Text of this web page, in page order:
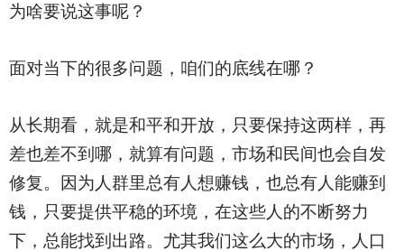
为啥要说这事呢？
面对当下的很多问题，咱们的底线在哪？
从长期看，就是和平和开放，只要保持这两样，再
差也差不到哪，就算有问题，市场和民间也会自发
修复。因为人群里总有人想赚钱，也总有人能赚到
钱，只要提供平稳的环境，在这些人的不断努力
下，总能找到出路。尤其我们这么大的市场，人口